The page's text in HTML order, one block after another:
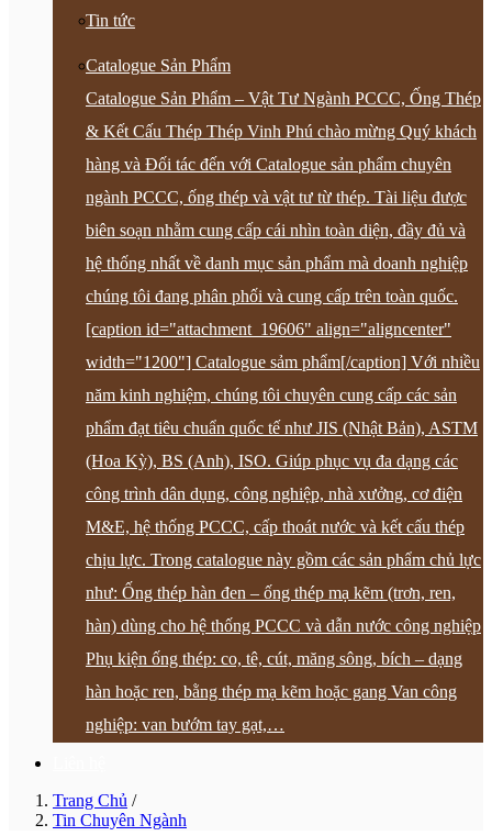
Tin tức
Catalogue Sản Phẩm
Catalogue Sản Phẩm – Vật Tư Ngành PCCC, Ống Thép
& Kết Cấu Thép Thép Vinh Phú chào mừng Quý khách
hàng và Đối tác đến với Catalogue sản phẩm chuyên
ngành PCCC, ống thép và vật tư từ thép. Tài liệu được
biên soạn nhằm cung cấp cái nhìn toàn diện, đầy đủ và
hệ thống nhất về danh mục sản phẩm mà doanh nghiệp
chúng tôi đang phân phối và cung cấp trên toàn quốc.
[caption id="attachment_19606" align="aligncenter"
width="1200"] Catalogue sảm phẩm[/caption] Với nhiều
năm kinh nghiệm, chúng tôi chuyên cung cấp các sản
phẩm đạt tiêu chuẩn quốc tế như JIS (Nhật Bản), ASTM
(Hoa Kỳ), BS (Anh), ISO. Giúp phục vụ đa dạng các
công trình dân dụng, công nghiệp, nhà xưởng, cơ điện
M&E, hệ thống PCCC, cấp thoát nước và kết cấu thép
chịu lực. Trong catalogue này gồm các sản phẩm chủ lực
như: Ống thép hàn đen – ống thép mạ kẽm (trơn, ren,
hàn) dùng cho hệ thống PCCC và dẫn nước công nghiệp
Phụ kiện ống thép: co, tê, cút, măng sông, bích – dạng
hàn hoặc ren, bằng thép mạ kẽm hoặc gang Van công
nghiệp: van bướm tay gạt,…
Trang Chủ /
Tin Chuyên Ngành